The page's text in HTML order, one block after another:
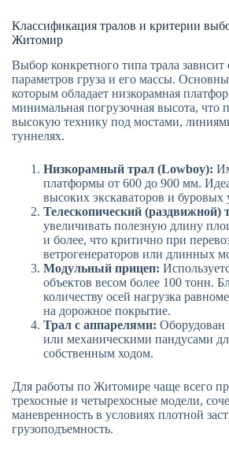
Классификация тралов и критерии
Житомир
Выбор конкретного типа трала зависит
параметров груза и его массы.
которым обладает низкорамная
минимальная погрузочная высота, что
высокую технику под мостами,
туннелях.
Низкорамный трал (Lowboy):
платформы от 600 до 900 мм.
высоких экскаваторов и буровых
Телескопический (раздвижной)
увеличивать полезную длину
и более, что критично при
ветрогенераторов или длинных
Модульный прицеп:
объектов весом более 100 тонн.
количеству осей нагрузка
на дорожное покрытие.
Трал с аппарелями: Оборудован
или механическими пандусами
собственным ходом.
Для работы по Житомире чаще всего
трехосные и четырехосные модели,
маневренность в условиях плотной
грузоподъемность.